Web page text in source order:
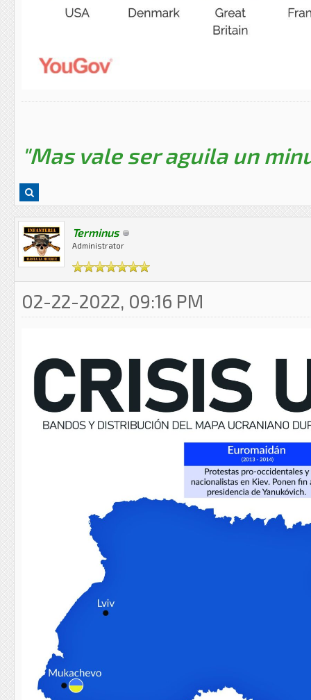
"Mas vale ser aguila un
Terminus
Administrator
02-22-2022, 09:16 PM